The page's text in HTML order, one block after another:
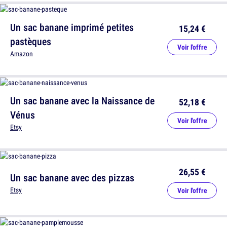
Un sac banane imprimé petites
pastèques
Amazon
15,24 €
Voir l'offre
Un sac banane avec des pizzas
Etsy
26,55 €
Voir l'offre
Un sac banane avec la Naissance de
Vénus
Etsy
52,18 €
Voir l'offre